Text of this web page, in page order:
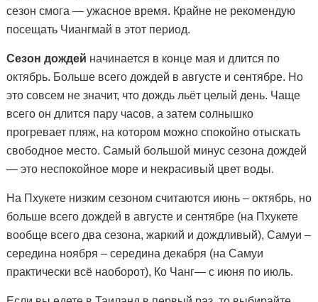
сезон смога — ужасное время. Крайне не рекомендую
посещать Чиангмай в этот период.
Сезон дождей начинается в конце мая и длится по
октябрь. Больше всего дождей в августе и сентябре. Но
это совсем не значит, что дождь льёт целый день. Чаще
всего он длится пару часов, а затем солнышко
прогревает пляж, на котором можно спокойно отыскать
свободное место. Самый большой минус сезона дождей
— это неспокойное море и некрасивый цвет воды.
На Пхукете низким сезоном считаются июнь – октябрь, но
больше всего дождей в августе и сентябре (на Пхукете
вообще всего два сезона, жаркий и дождливый), Самуи –
середина ноября – середина декабря (на Самуи
практически всё наоборот), Ко Чанг— с июня по июль.